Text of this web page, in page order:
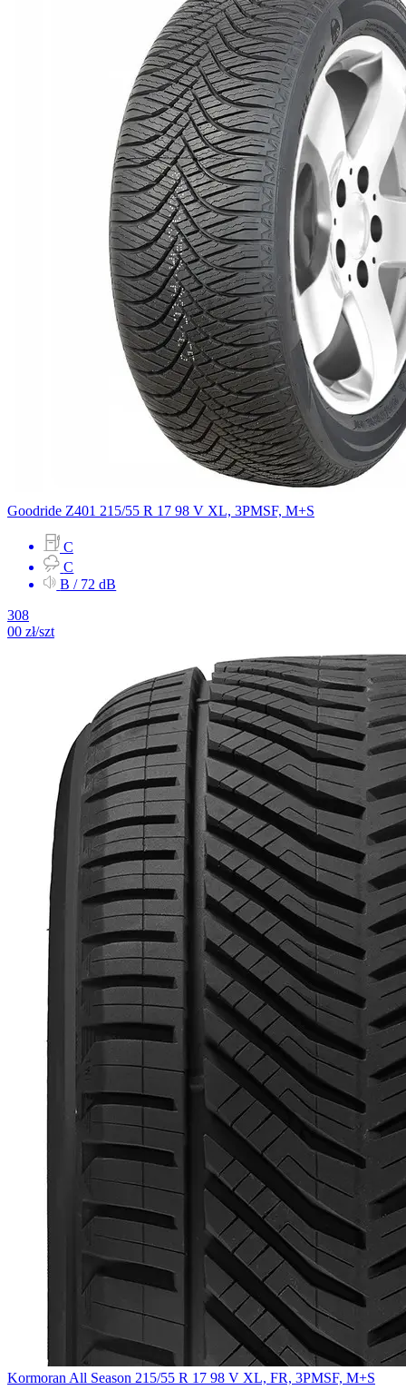
Goodride Z401 215/55 R 17 98 V XL, 3PMSF, M+S
C
C
B / 72 dB
308
00 zł/szt
Kormoran All Season 215/55 R 17 98 V XL, FR, 3PMSF, M+S